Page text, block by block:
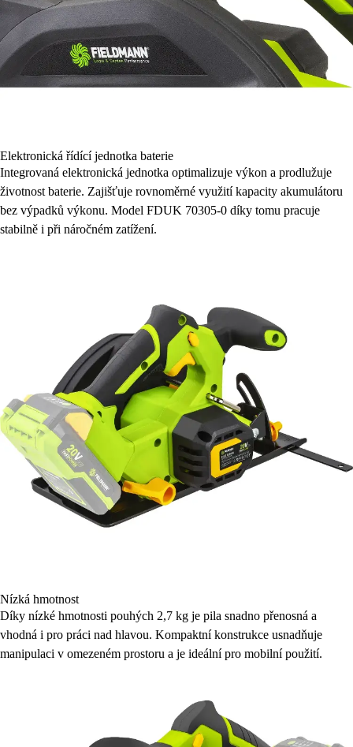
Elektronická řídící jednotka baterie
Integrovaná elektronická jednotka optimalizuje výkon a prodlužuje
životnost baterie. Zajišťuje rovnoměrné využití kapacity akumulátoru
bez výpadků výkonu. Model FDUK 70305-0 díky tomu pracuje
stabilně i při náročném zatížení.
Nízká hmotnost
Díky nízké hmotnosti pouhých 2,7 kg je pila snadno přenosná a
vhodná i pro práci nad hlavou. Kompaktní konstrukce usnadňuje
manipulaci v omezeném prostoru a je ideální pro mobilní použití.